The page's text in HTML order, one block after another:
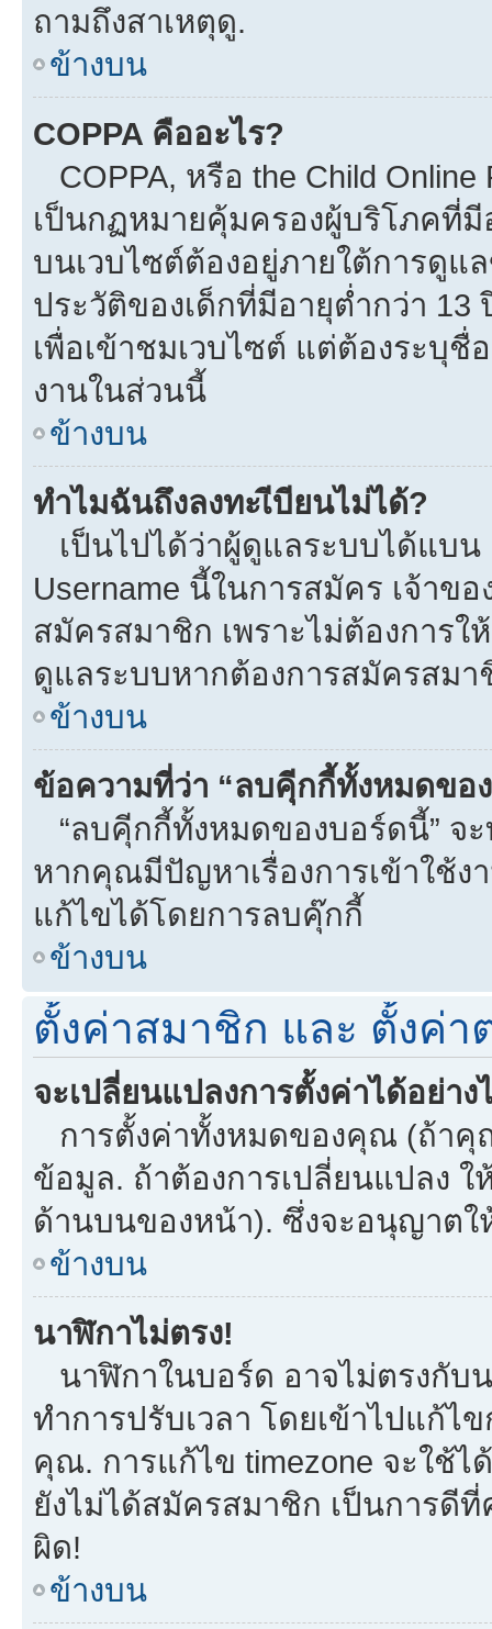
ถามถึงสาเหตุดู.
ข้างบน
COPPA คืออะไร?
COPPA, หรือ the Child Online
เป็นกฏหมายคุ้มครองผู้บริโภคที่มี
บนเวบไซต์ต้องอยู่ภายใต้การดูแ
ประวัติของเด็กที่มีอายุต่ำกว่า
เพื่อเข้าชมเวบไซต์ แต่ต้องระบุชื่
งานในส่วนนี้
ข้างบน
ทำไมฉันถึงลงทะเีบียนไม่ได้?
เป็นไปได้ว่าผู้ดูแลระบบได้แบน
Username นี้ในการสมัคร เจ้าข
สมัครสมาชิก เพราะไม่ต้องการ
ดูแลระบบหากต้องการสมัครสมา
ข้างบน
ข้อความที่ว่า “ลบคุีกกี้ทั้งหมดขอ
“ลบคุีกกี้ทั้งหมดของบอร์ดนี้” จ
หากคุณมีปัญหาเรื่องการเข้าใช้ง
แก้ไขได้โดยการลบคุ๊กกี้
ข้างบน
ตั้งค่าสมาชิก และ ตั้งค่า
จะเปลี่ยนแปลงการตั้งค่าได้อย่าง
การตั้งค่าทั้งหมดของคุณ (ถ้าคุ
ข้อมูล. ถ้าต้องการเปลี่ยนแปลง
ด้านบนของหน้า). ซึ่งจะอนุญาต
ข้างบน
นาฬิกาไม่ตรง!
นาฬิกาในบอร์ด อาจไม่ตรงกั
ทำการปรับเวลา โดยเข้าไปแก้ไ
คุณ. การแก้ไข timezone จะใช้
ยังไม่ได้สมัครสมาชิก เป็นการ
ผิด!
ข้างบน